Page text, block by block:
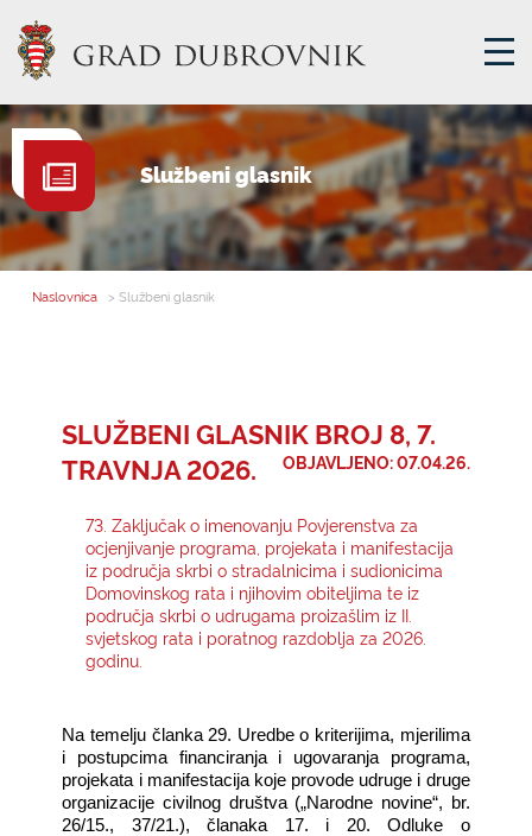
GRADSKA UPRAVA
GRADONAČELNIK
MJESNA SAMOUPRAVA
E-USLUGE
KONTAKTI
Službeni glasnik
Naslovnica > Službeni glasnik
SLUŽBENI GLASNIK BROJ 8, 7.
TRAVNJA 2026.
OBJAVLJENO: 07.04.26.
73. Zaključak o imenovanju Povjerenstva za
ocjenjivanje programa, projekata i manifestacija
iz područja skrbi o stradalnicima i sudionicima
Domovinskog rata i njihovim obiteljima te iz
područja skrbi o udrugama proizašlim iz II.
svjetskog rata i poratnog razdoblja za 2026.
godinu.
Na temelju članka 29. Uredbe o kriterijima, mjerilima
i postupcima financiranja i ugovaranja programa,
projekata i manifestacija koje provode udruge i druge
organizacije civilnog društva („Narodne novine“, br.
26/15., 37/21.), članaka 17. i 20. Odluke o